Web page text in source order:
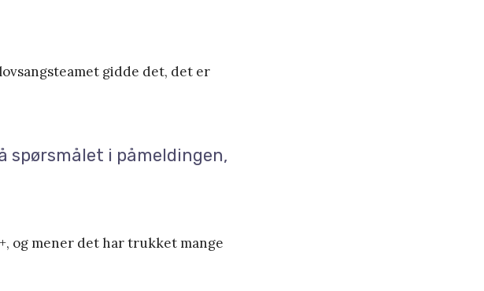
gidde det, det er
spørsmålet i påmeldingen,
og mener det har trukket mange